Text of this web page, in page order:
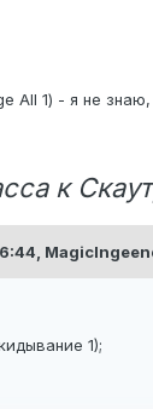
All 1) - я не знаю,
к
1);